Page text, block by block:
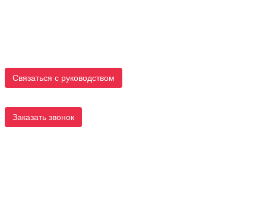
Связаться с руководством
Заказать звонок